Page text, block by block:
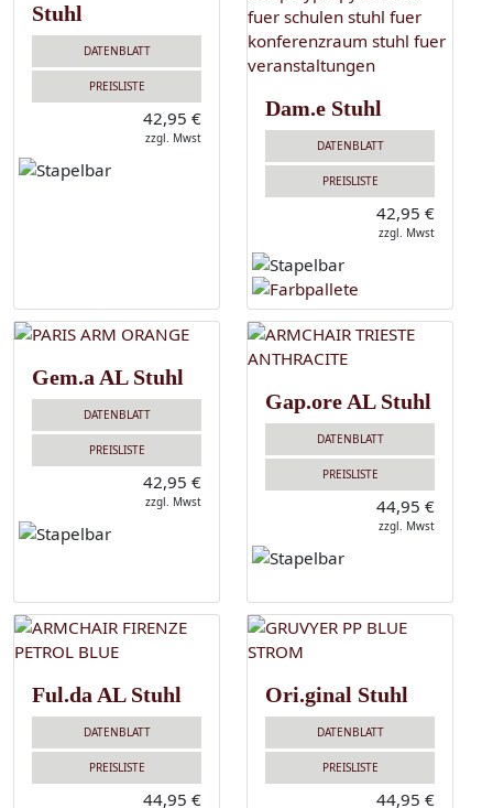
Stuhl
DATENBLATT
PREISLISTE
42,95 €
zzgl. Mwst
Dam.e Stuhl
DATENBLATT
PREISLISTE
42,95 €
zzgl. Mwst
Gem.a AL Stuhl
DATENBLATT
PREISLISTE
42,95 €
zzgl. Mwst
Gap.ore AL Stuhl
DATENBLATT
PREISLISTE
44,95 €
zzgl. Mwst
Ful.da AL Stuhl
DATENBLATT
PREISLISTE
44,95 €
Ori.ginal Stuhl
DATENBLATT
PREISLISTE
44,95 €